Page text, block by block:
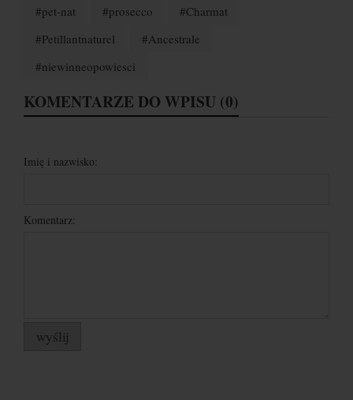
#pet-nat #prosecco
#Charmat
#Petillantnaturel
#Ancestrale
#niewinneopowiesci
KOMENTARZE DO WPISU (0)
Imię i nazwisko:
Komentarz:
wyślij